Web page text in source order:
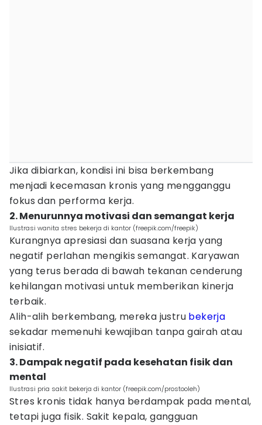
Jika dibiarkan, kondisi ini bisa berkembang
menjadi kecemasan kronis yang mengganggu
fokus dan performa kerja.
2. Menurunnya motivasi dan semangat kerja
Ilustrasi wanita stres bekerja di kantor (freepik.com/freepik)
Kurangnya apresiasi dan suasana kerja yang
negatif perlahan mengikis semangat. Karyawan
yang terus berada di bawah tekanan cenderung
kehilangan motivasi untuk memberikan kinerja
terbaik.
Alih-alih berkembang, mereka justru bekerja
sekadar memenuhi kewajiban tanpa gairah atau
inisiatif.
3. Dampak negatif pada kesehatan fisik dan
mental
Ilustrasi pria sakit bekerja di kantor (freepik.com/prostooleh)
Stres kronis tidak hanya berdampak pada mental,
tetapi juga fisik. Sakit kepala, gangguan